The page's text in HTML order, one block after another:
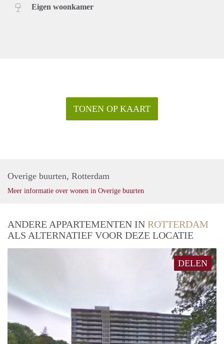
Eigen woonkamer
TONEN OP KAART
Overige buurten, Rotterdam
Meer informatie over wonen in Overige buurten
ANDERE APPARTEMENTEN IN ROTTERDAM
ALS ALTERNATIEF VOOR DEZE LOCATIE
DELEN